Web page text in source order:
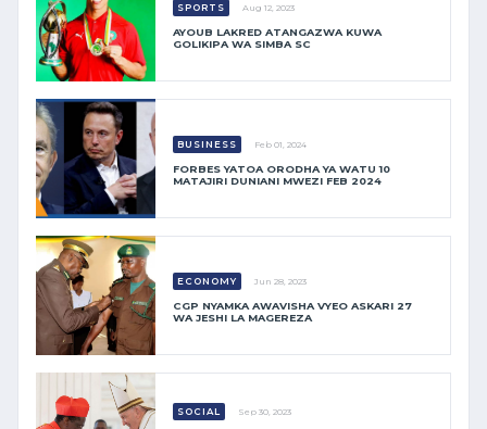
SPORTS Aug 12, 2023
AYOUB LAKRED ATANGAZWA KUWA
GOLIKIPA WA SIMBA SC
BUSINESS Feb 01, 2024
FORBES YATOA ORODHA YA WATU 10
MATAJIRI DUNIANI MWEZI FEB 2024
ECONOMY Jun 28, 2023
CGP NYAMKA AWAVISHA VYEO ASKARI 27
WA JESHI LA MAGEREZA
SOCIAL Sep 30, 2023